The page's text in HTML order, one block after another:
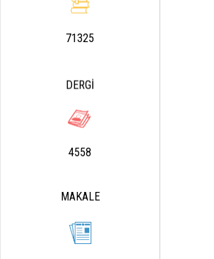
71325
DERGİ
4558
MAKALE